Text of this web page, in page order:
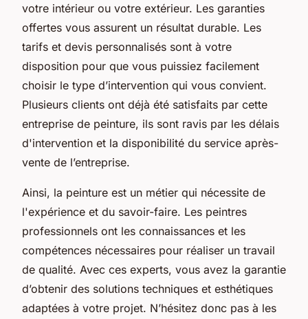
votre intérieur ou votre extérieur. Les garanties
offertes vous assurent un résultat durable. Les
tarifs et devis personnalisés sont à votre
disposition pour que vous puissiez facilement
choisir le type d’intervention qui vous convient.
Plusieurs clients ont déjà été satisfaits par cette
entreprise de peinture, ils sont ravis par les délais
d'intervention et la disponibilité du service après-
vente de l’entreprise.
Ainsi, la peinture est un métier qui nécessite de
l'expérience et du savoir-faire. Les peintres
professionnels ont les connaissances et les
compétences nécessaires pour réaliser un travail
de qualité. Avec ces experts, vous avez la garantie
d’obtenir des solutions techniques et esthétiques
adaptées à votre projet. N’hésitez donc pas à les